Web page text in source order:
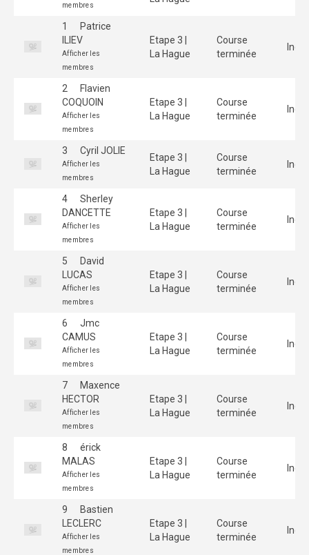
membres
1
Patrice
ILIEV
Afficher les
membres
Etape 3 |
La Hague
Course
terminée
2
Flavien
COQUOIN
Afficher les
membres
Etape 3 |
La Hague
Course
terminée
3 Cyril JOLIE
Afficher les
membres
Etape 3 |
La Hague
Course
terminée
4
Sherley
DANCETTE
Afficher les
membres
Etape 3 |
La Hague
Course
terminée
5
David
LUCAS
Afficher les
membres
Etape 3 |
La Hague
Course
terminée
6
Jmc
CAMUS
Afficher les
membres
Etape 3 |
La Hague
Course
terminée
7
Maxence
HECTOR
Afficher les
membres
Etape 3 |
La Hague
Course
terminée
8
érick
MALAS
Afficher les
membres
Etape 3 |
La Hague
Course
terminée
9
Bastien
LECLERC
Afficher les
membres
Etape 3 |
La Hague
Course
terminée